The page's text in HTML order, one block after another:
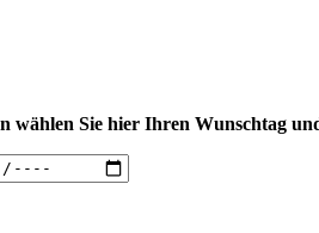
wählen Sie hier Ihren Wunschtag